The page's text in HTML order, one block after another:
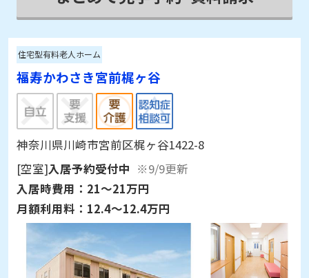
住宅型有料老人ホーム
福寿かわさき宮前梶ヶ谷
神奈川県川崎市宮前区梶ヶ谷1422-8
[空室]入居予約受付中 ※9/9更新
入居時費用：21～21万円
月額利用料： 12.4～12.4万円